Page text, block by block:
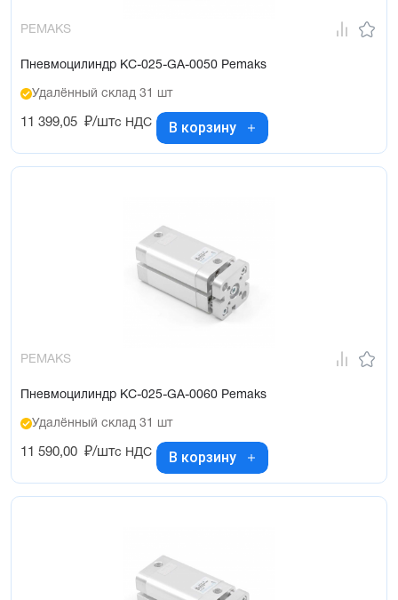
PEMAKS
Пневмоцилиндр KC-025-GA-0050 Pemaks
Удалённый склад 31 шт
11 399,05 ₽/штс НДС В корзину
PEMAKS
Пневмоцилиндр KC-025-GA-0060 Pemaks
Удалённый склад 31 шт
11 590,00 ₽/штс НДС В корзину